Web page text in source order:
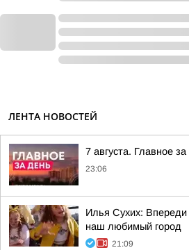
ЛЕНТА НОВОСТЕЙ
7 августа. Главное
23:06
Илья Сухих:
наш любимый город
21:09